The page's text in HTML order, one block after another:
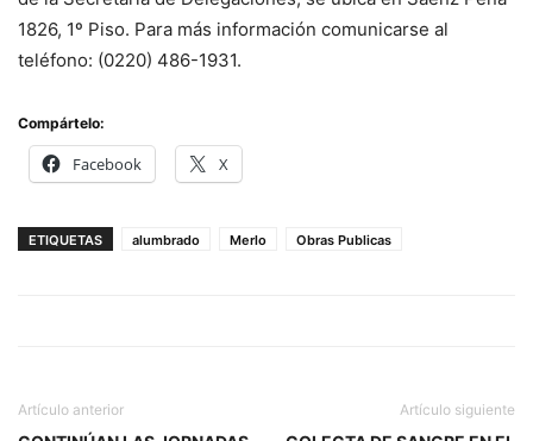
1826, 1º Piso. Para más información comunicarse al
teléfono: (0220) 486-1931.
Compártelo:
Facebook X
ETIQUETAS alumbrado Merlo Obras Publicas
Artículo anterior Artículo siguiente